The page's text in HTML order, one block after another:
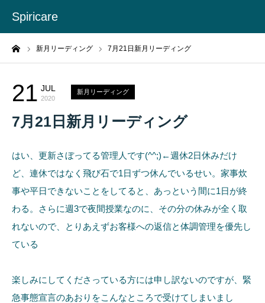
Spiricare
新月リーディング 7月21日新月リーディング
21 JUL
2020
新月リーディング
7月21日新月リーディング
はい、更新さぼってる管理人です(^^;)←週休2日休みだけ
ど、連休ではなく飛び石で1日ずつ休んでいるせい。家事炊
事や平日できないことをしてると、あっという間に1日が終
わる。さらに週3で夜間授業なのに、その分の休みが全く取
れないので、とりあえずお客様への返信と体調管理を優先し
ている
楽しみにしてくださっている方には申し訳ないのですが、緊
急事態宣言のあおりをこんなところで受けてしまいまし